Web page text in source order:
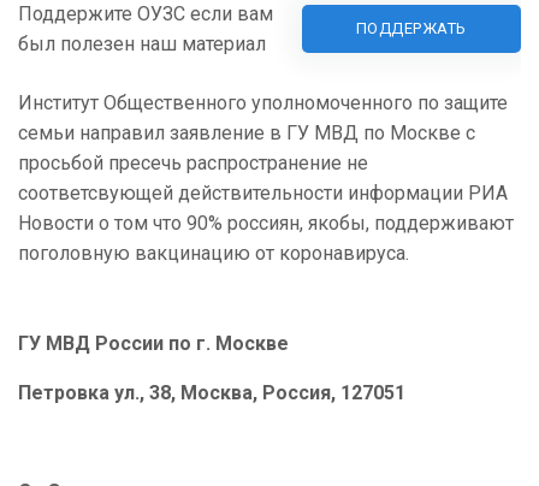
Поддержите ОУЗС если вам
был полезен наш материал
ПОДДЕРЖАТЬ
Институт Общественного уполномоченного по защите
семьи направил заявление в ГУ МВД по Москве с
просьбой пресечь распространение не
соответсвующей действительности информации РИА
Новости о том что 90% россиян, якобы, поддерживают
поголовную вакцинацию от коронавируса.
ГУ МВД России по г. Москве
Петровка ул., 38, Москва, Россия, 127051